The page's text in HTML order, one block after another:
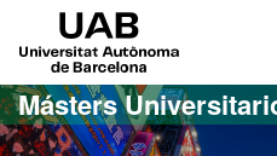
Acceso al contenido principal
Acceso a la navegación de la página
Másters